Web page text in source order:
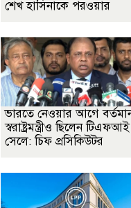
শেখ হাসিনাকে পরওয়ার
ভারতে নেওয়ার আগে
স্বরাষ্ট্রমন্ত্রীও ছিলেন টিএফআই
সেলে: চিফ প্রসিকিউটর